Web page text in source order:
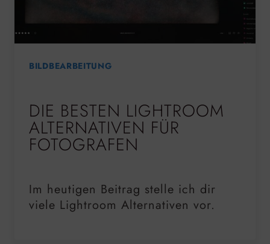
BILDBEARBEITUNG
DIE BESTEN LIGHTROOM
ALTERNATIVEN FÜR
FOTOGRAFEN
Im heutigen Beitrag stelle ich dir
viele Lightroom Alternativen vor.